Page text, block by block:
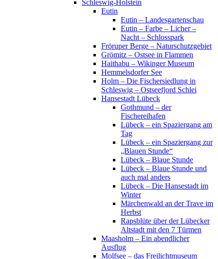
Schleswig-Holstein
Eutin
Eutin – Landesgartenschau
Eutin – Farbe – Licher –
Nacht – Schlosspark
Fröruper Berge – Naturschutzgebiet
Grömitz – Ostsee in Flammen
Haithabu – Wikinger Museum
Hemmelsdorfer See
Holm – Die Fischersiedlung in
Schleswig – Ostseefjord Schlei
Hansestadt Lübeck
Gothmund – der
Fischereihafen
Lübeck – ein Spaziergang am
Tag
Lübeck – ein Spaziergang zur
„Blauen Stunde“
Lübeck – Blaue Stunde
Lübeck – Blaue Stunde und
auch mal anders
Lübeck – Die Hansestadt im
Winter
Märchenwald an der Trave im
Herbst
Rapsblüte über der Lübecker
Altstadt mit den 7 Türmen
Maasholm – Ein abendlicher
Ausflug
Molfsee – das Freilichtmuseum